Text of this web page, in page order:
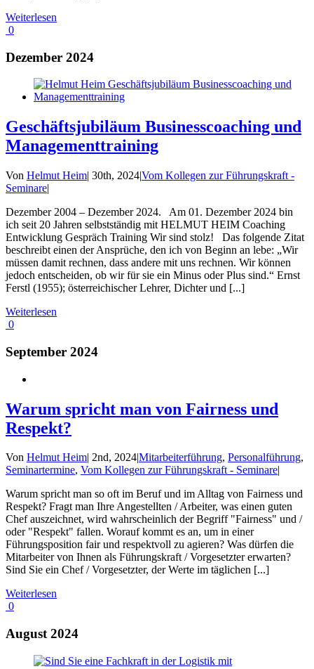
Weiterlesen
0
Dezember 2024
Geschäftsjubiläum Businesscoaching und
Managementtraining
Von Helmut Heim| 30th, 2024|Vom Kollegen zur Führungskraft -
Seminare|
Dezember 2004 – Dezember 2024. Am 01. Dezember 2024 bin
ich seit 20 Jahren selbstständig mit HELMUT HEIM Coaching
Entwicklung Gespräch Training Wir sind stolz! Das folgende Zitat
beschreibt einen der Ansprüche, den ich von Beginn an lebe: „Wir
müssen damit rechnen, dass andere mit uns rechnen. Wir können
jedoch entscheiden, ob wir für sie ein Minus oder Plus sind.“ Ernst
Ferstl (1955); österreichischer Lehrer, Dichter und [...]
Weiterlesen
0
September 2024
Warum spricht man von Fairness und
Respekt?
Von Helmut Heim| 2nd, 2024|Mitarbeiterführung, Personalführung,
Seminartermine, Vom Kollegen zur Führungskraft - Seminare|
Warum spricht man so oft im Beruf und im Alltag von Fairness und
Respekt? Fragt man Ihre Angestellten / Arbeiter, was einen guten
Chef auszeichnet, wird wahrscheinlich der Begriff "Fairness" und /
oder "Respekt" fallen. Worauf kommt es an, um in einer
Führungsposition fair und respektvoll zu agieren? Was dürfen die
Mitarbeiter von Ihnen als Führungskraft / Vorgesetzter erwarten?
Sind Sie ein Chef / Vorgesetzter, der Werte im täglichen [...]
Weiterlesen
0
August 2024